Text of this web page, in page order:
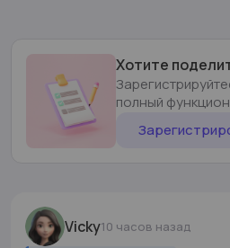
Хотите
полный
Vicky10 часов назад